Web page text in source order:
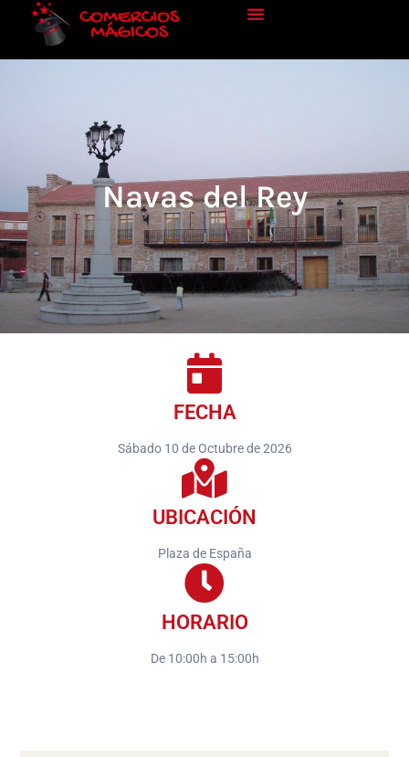
Navas del Rey
FECHA
Sábado 10 de Octubre de 2026
UBICACIÓN
Plaza de España
HORARIO
De 10:00h a 15:00h